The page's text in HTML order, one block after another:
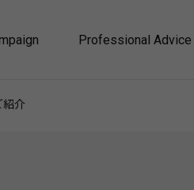
Professional Advice
紹介